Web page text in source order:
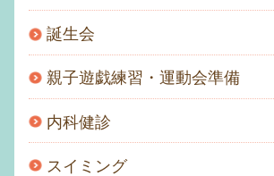
誕生会
親子遊戯練習・運動会準備
内科健診
スイミング